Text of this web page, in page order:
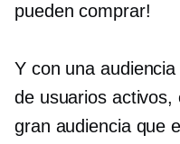
pueden comprar!
Y con una
de usuarios
gran audiencia que